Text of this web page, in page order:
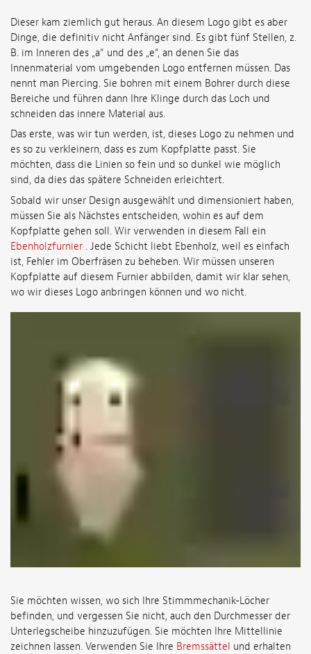
Dieser kam ziemlich gut heraus. An diesem Logo gibt es aber
Dinge, die definitiv nicht Anfänger sind. Es gibt fünf Stellen, z.
B. im Inneren des „a“ und des „e“, an denen Sie das
Innenmaterial vom umgebenden Logo entfernen müssen. Das
nennt man Piercing. Sie bohren mit einem Bohrer durch diese
Bereiche und führen dann Ihre Klinge durch das Loch und
schneiden das innere Material aus.
Das erste, was wir tun werden, ist, dieses Logo zu nehmen und
es so zu verkleinern, dass es zum Kopfplatte passt. Sie
möchten, dass die Linien so fein und so dunkel wie möglich
sind, da dies das spätere Schneiden erleichtert.
Sobald wir unser Design ausgewählt und dimensioniert haben,
müssen Sie als Nächstes entscheiden, wohin es auf dem
Kopfplatte gehen soll. Wir verwenden in diesem Fall ein
Ebenholzfurnier . Jede Schicht liebt Ebenholz, weil es einfach
ist, Fehler im Oberfräsen zu beheben. Wir müssen unseren
Kopfplatte auf diesem Furnier abbilden, damit wir klar sehen,
wo wir dieses Logo anbringen können und wo nicht.
Sie möchten wissen, wo sich Ihre Stimmmechanik-Löcher
befinden, und vergessen Sie nicht, auch den Durchmesser der
Unterlegscheibe hinzuzufügen. Sie möchten Ihre Mittellinie
zeichnen lassen. Verwenden Sie Ihre Bremssättel und erhalten